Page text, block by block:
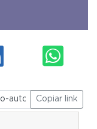
Copiar link